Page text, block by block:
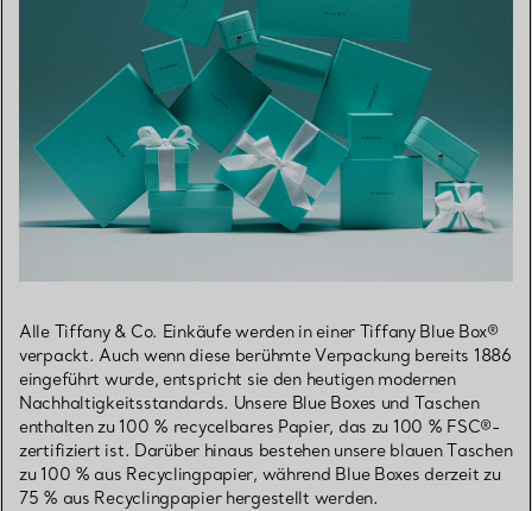
Alle Tiffany & Co. Einkäufe werden in einer Tiffany Blue Box®
verpackt. Auch wenn diese berühmte Verpackung bereits 1886
eingeführt wurde, entspricht sie den heutigen modernen
Nachhaltigkeitsstandards. Unsere Blue Boxes und Taschen
enthalten zu 100 % recycelbares Papier, das zu 100 % FSC®-
zertifiziert ist. Darüber hinaus bestehen unsere blauen Taschen
zu 100 % aus Recyclingpapier, während Blue Boxes derzeit zu
75 % aus Recyclingpapier hergestellt werden.